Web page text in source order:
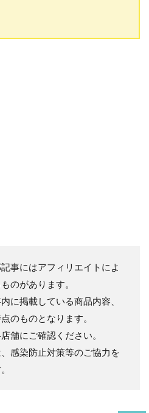
事にはアフィリエイトによ
のがあります。
に掲載している商品内容、
のものとなります。
舗にご確認ください。
感染防止対策等のご協力を